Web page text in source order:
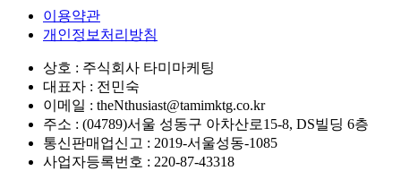
이용약관
개인정보처리방침
상호 : 주식회사 타미마케팅
대표자 : 전민숙
이메일 : theNthusiast@tamimktg.co.kr
주소 : (04789)서울 성동구 아차산로15-8, DS빌딩 6층
통신판매업신고 : 2019-서울성동-1085
사업자등록번호 : 220-87-43318